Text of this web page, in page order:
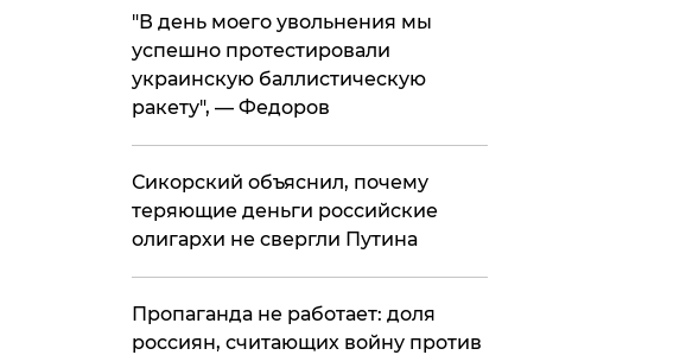
​"В день моего увольнения мы
успешно протестировали
украинскую баллистическую
ракету", — Федоров
Сикорский объяснил, почему
теряющие деньги российские
олигархи не свергли Путина
​Пропаганда не работает: доля
россиян, считающих войну против